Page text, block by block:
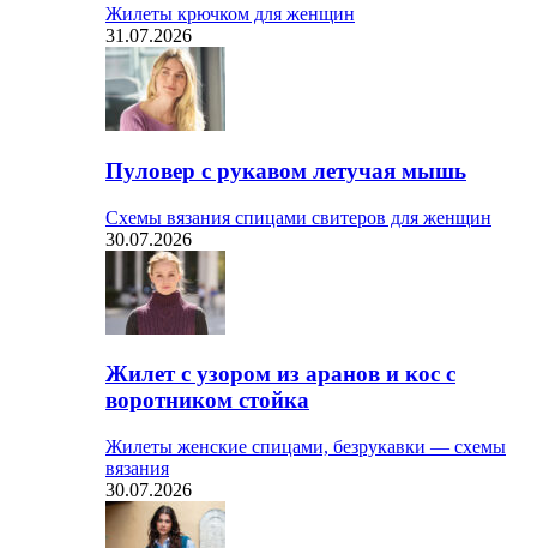
Жилеты крючком для женщин
31.07.2026
Пуловер с рукавом летучая мышь
Схемы вязания спицами свитеров для женщин
30.07.2026
Жилет с узором из аранов и кос с
воротником стойка
Жилеты женские спицами, безрукавки — схемы
вязания
30.07.2026